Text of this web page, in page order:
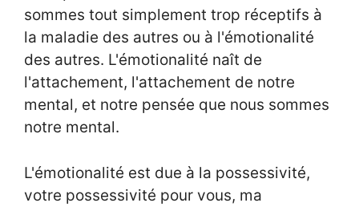
sommes tout simplement trop réceptifs à
la maladie des autres ou à l'émotionalité
des autres. L'émotionalité naît de
l'attachement, l'attachement de notre
mental, et notre pensée que nous sommes
notre mental.
L'émotionalité est due à la possessivité,
votre possessivité pour vous, ma